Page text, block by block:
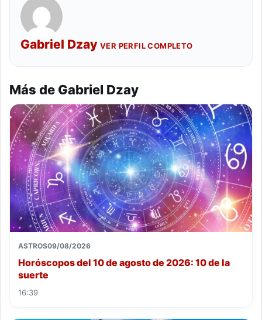
Gabriel Dzay VER PERFIL COMPLETO
Más de Gabriel Dzay
ASTROS09/08/2026
Horóscopos del 10 de agosto de 2026: 10 de la
suerte
16:39